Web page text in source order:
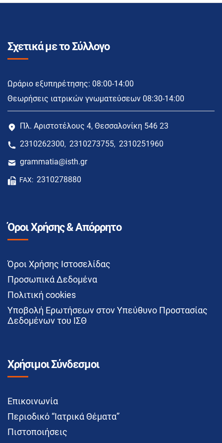
Σχετικά με το Σύλλογο
Ωράριο εξυπηρέτησης: 08:00-14:00
Θεωρήσεις ιατρικών γνωματεύσεων 08:30-14:00
Πλ. Αριστοτέλους 4, Θεσσαλονίκη 546 23
2310262300, 2310273755, 2310251960
grammatia@isth.gr
FAX: 2310278880
Όροι Χρήσης & Απόρρητο
Όροι Χρήσης Ιστοσελίδας
Προσωπικά Δεδομένα
Πολιτική cookies
Υποβολή Ερωτήσεων στον Υπεύθυνο Προστασίας
Δεδομένων του ΙΣΘ
Χρήσιμοι Σύνδεσμοι
Επικοινωνία
Περιοδικό “Ιατρικά Θέματα”
Πιστοποιήσεις